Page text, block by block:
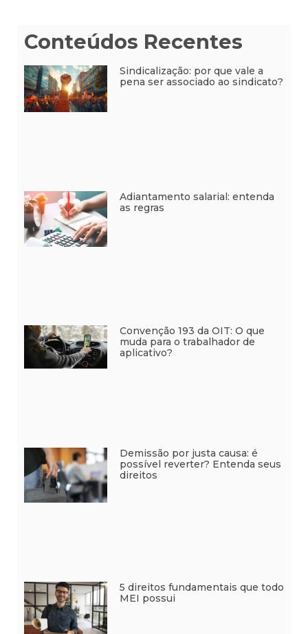
Conteúdos Recentes
Sindicalização: por que vale a
pena ser associado ao sindicato?
Adiantamento salarial: entenda
as regras
Convenção 193 da OIT: O que
muda para o trabalhador de
aplicativo?
Demissão por justa causa: é
possível reverter? Entenda seus
direitos
5 direitos fundamentais que todo
MEI possui